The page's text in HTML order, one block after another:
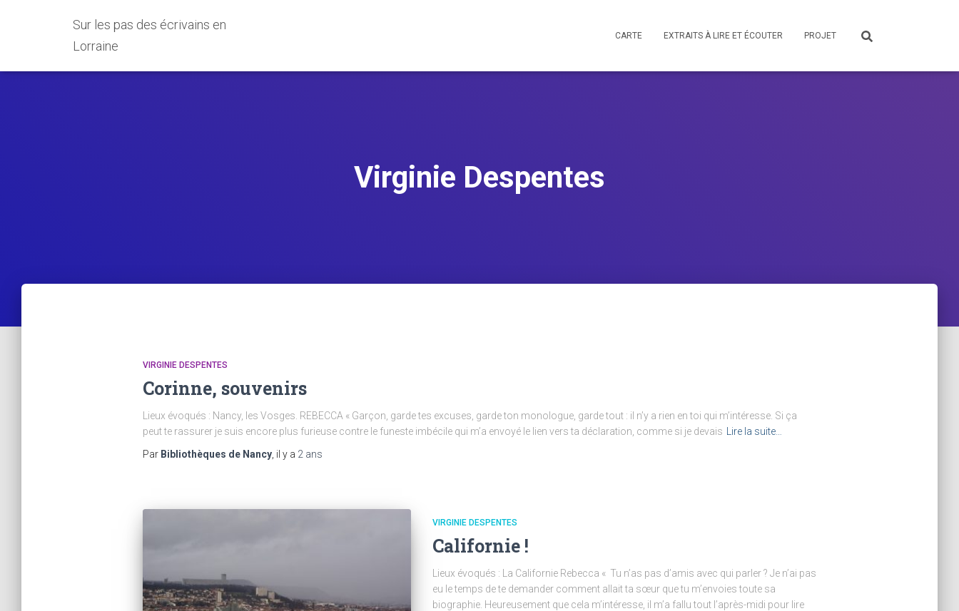
Sur les pas des écrivains en
Lorraine
CARTE EXTRAITS À LIRE ET ÉCOUTER PROJET
Virginie Despentes
VIRGINIE DESPENTES
Corinne, souvenirs
Lieux évoqués : Nancy, les Vosges. REBECCA « Garçon, garde tes excuses, garde ton monologue, garde tout : il n’y a rien en toi qui m’intéresse. Si ça
peut te rassurer je suis encore plus furieuse contre le funeste imbécile qui m’a envoyé le lien vers ta déclaration, comme si je devais
Lire la suite…
Par Bibliothèques de Nancy, il y a 2 ans
VIRGINIE DESPENTES
Californie !
Lieux évoqués : La Californie Rebecca « Tu n’as pas d’amis avec qui parler ? Je n’ai pas
eu le temps de te demander comment allait ta sœur que tu m’envoies toute sa
biographie. Heureusement que cela m’intéresse, il m’a fallu tout l’après-midi pour lire